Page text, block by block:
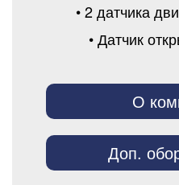
• 2 датчика
• Датчик
О
Доп.